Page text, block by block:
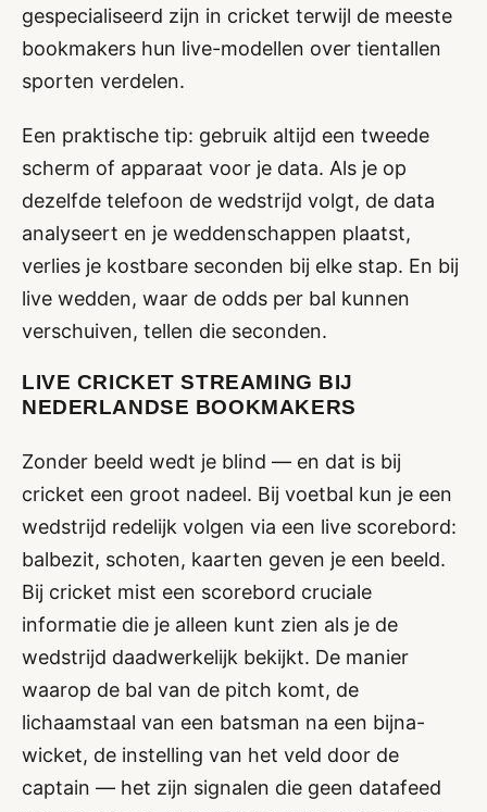
gespecialiseerd zijn in cricket terwijl de meeste
bookmakers hun live-modellen over tientallen
sporten verdelen.
Een praktische tip: gebruik altijd een tweede
scherm of apparaat voor je data. Als je op
dezelfde telefoon de wedstrijd volgt, de data
analyseert en je weddenschappen plaatst,
verlies je kostbare seconden bij elke stap. En bij
live wedden, waar de odds per bal kunnen
verschuiven, tellen die seconden.
LIVE CRICKET STREAMING BIJ
NEDERLANDSE BOOKMAKERS
Zonder beeld wedt je blind — en dat is bij
cricket een groot nadeel. Bij voetbal kun je een
wedstrijd redelijk volgen via een live scorebord:
balbezit, schoten, kaarten geven je een beeld.
Bij cricket mist een scorebord cruciale
informatie die je alleen kunt zien als je de
wedstrijd daadwerkelijk bekijkt. De manier
waarop de bal van de pitch komt, de
lichaamstaal van een batsman na een bijna-
wicket, de instelling van het veld door de
captain — het zijn signalen die geen datafeed